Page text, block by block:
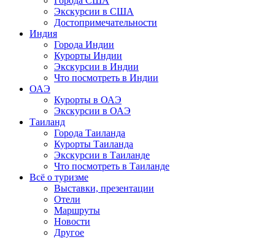
Экскурсии в США
Достопримечательности
Индия
Города Индии
Курорты Индии
Экскурсии в Индии
Что посмотреть в Индии
ОАЭ
Курорты в ОАЭ
Экскурсии в ОАЭ
Таиланд
Города Таиланда
Курорты Таиланда
Экскурсии в Таиланде
Что посмотреть в Таиланде
Всё о туризме
Выставки, презентации
Отели
Маршруты
Новости
Другое